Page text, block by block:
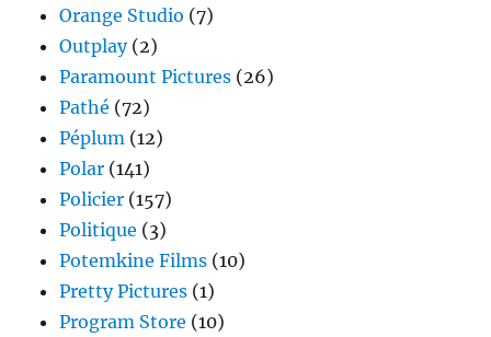
Orange Studio (7)
Outplay(2)
Paramount Pictures (26)
Pathé (72)
Péplum (12)
Polar (141)
Policier (157)
Politique (3)
Potemkine Films (10)
Pretty Pictures (1)
Program Store (10)